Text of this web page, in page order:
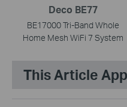
Deco BE77
BE17000 Tri-Band Whole
Home Mesh WiFi 7 System
This Article